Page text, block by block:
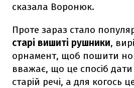
сказала Воронюк.
Проте зараз стало
старі вишиті рушники,
орнамент, щоб пошити
вважає, що це спосіб
старій речі, а для когось